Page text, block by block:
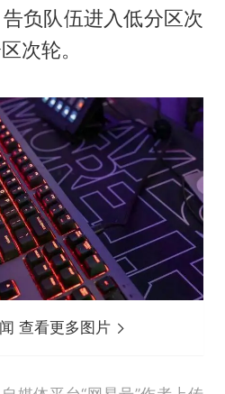
负队伍进入低分区次
次轮。
查看更多图片